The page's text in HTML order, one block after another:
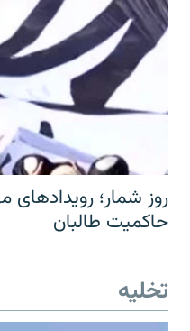
روز شمار؛
حاکمیت طالبان
تخلیه